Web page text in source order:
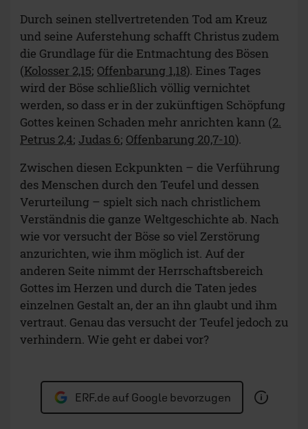
Durch seinen stellvertretenden Tod am Kreuz
und seine Auferstehung schafft Christus zudem
die Grundlage für die Entmachtung des Bösen
(Kolosser 2,15; Offenbarung 1,18). Eines Tages
wird der Böse schließlich völlig vernichtet
werden, so dass er in der zukünftigen Schöpfung
Gottes keinen Schaden mehr anrichten kann (2.
Petrus 2,4; Judas 6; Offenbarung 20,7-10).
Zwischen diesen Eckpunkten – die Verführung
des Menschen durch den Teufel und dessen
Verurteilung – spielt sich nach christlichem
Verständnis die ganze Weltgeschichte ab. Nach
wie vor versucht der Böse so viel Zerstörung
anzurichten, wie ihm möglich ist. Auf der
anderen Seite nimmt der Herrschaftsbereich
Gottes im Herzen und durch die Taten jedes
einzelnen Gestalt an, der an ihn glaubt und ihm
vertraut. Genau das versucht der Teufel jedoch zu
verhindern. Wie geht er dabei vor?
ERF.de auf Google bevorzugen